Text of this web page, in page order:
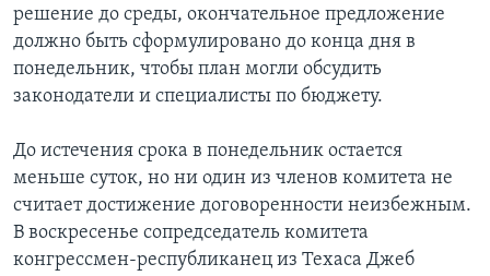
решение до среды, окончательное предложение
должно быть сформулировано до конца дня в
понедельник, чтобы план могли обсудить
законодатели и специалисты по бюджету.
До истечения срока в понедельник остается
меньше суток, но ни один из членов комитета не
считает достижение договоренности неизбежным.
В воскресенье сопредседатель комитета
конгрессмен-республиканец из Техаса Джеб